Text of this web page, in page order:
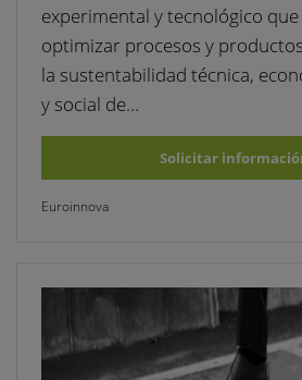
experimental y tecnológico
optimizar procesos y
la sustentabilidad técnica,
y social de…
Solicitar
Euroinnova